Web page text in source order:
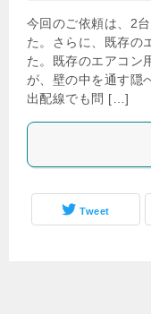
今回のご依頼は、2
た。さらに、既存の
た。既存のエアコン
が、壁の中を通す隠
出配線でも問 […]
Tweet